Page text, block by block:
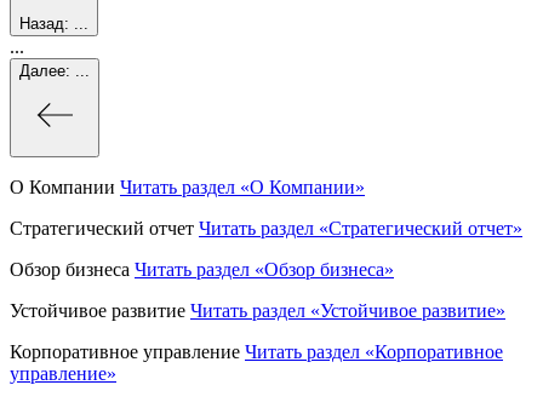
Назад:
...
Далее:
О Компании Читать раздел «О Компании»
Стратегический отчет Читать раздел «Стратегический отчет»
Обзор бизнеса Читать раздел «Обзор бизнеса»
Устойчивое развитие Читать раздел «Устойчивое развитие»
Корпоративное управление Читать раздел «Корпоративное
управление»